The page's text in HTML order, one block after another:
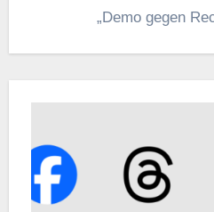
„Demo gegen